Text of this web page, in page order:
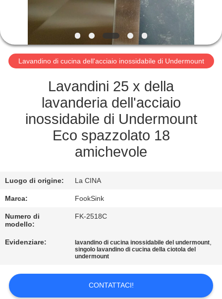
CONTROLLO
QUALITÀ
CONTATTICI
RICHIEDA
UNA
CITAZIONE
DEL
SITO
PRIVACY
POLICY
Lavandino di cucina dell'acciaio inossidabile di Undermount
Lavandini 25 x della
lavanderia dell'acciaio
inossidabile di Undermount
Eco spazzolato 18
amichevole
Luogo di origine: La CINA
Marca: FookSink
Numero di
modello:
FK-2518C
Evidenziare: lavandino di cucina inossidabile del undermount,
singolo lavandino di cucina della ciotola del
undermount
CONTATTACI!